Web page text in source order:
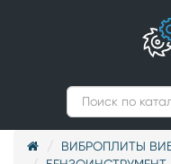
ВИБРОПЛИТЫ